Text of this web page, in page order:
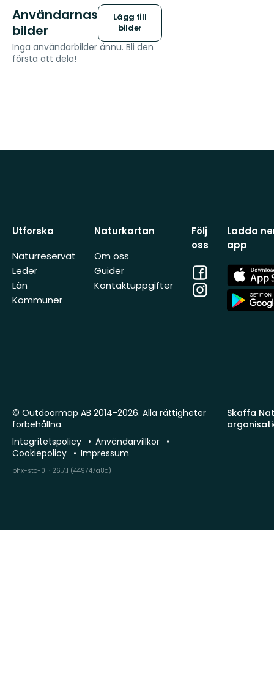
Användarnas
bilder
Lägg till
bilder
Inga användarbilder ännu. Bli den
första att dela!
Utforska
Naturreservat
Leder
Län
Kommuner
Naturkartan
Om oss
Guider
Kontaktuppgifter
Följ
oss
Facebook
Instagram
Ladda
app
App
Store
App
Store
Skaffa
© Outdoormap AB 2014-2026. Alla rättigheter
förbehållna.
Integritetspolicy
Användarvillkor
Cookiepolicy
Impressum
phx-sto-01 · 26.7.1 (449747a8c)